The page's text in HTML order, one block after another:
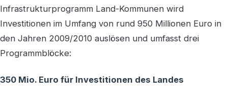
Infrastrukturprogramm Land-Kommunen wird
Investitionen im Umfang von rund 950 Millionen Euro in
den Jahren 2009/2010 auslösen und umfasst drei
Programmblöcke:
350 Mio. Euro für Investitionen des Landes